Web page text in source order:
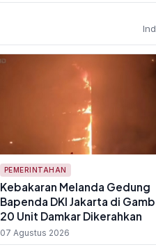
PEMERINTAHAN
Kebakaran Melanda Gedung
Bapenda DKI Jakarta di
20 Unit Damkar Dikerahkan
07 Agustus 2026